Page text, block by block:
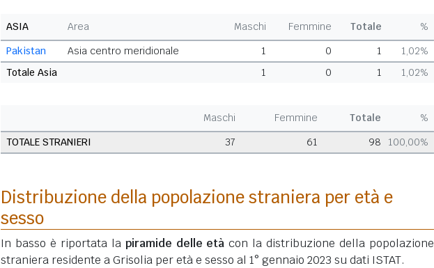
ASIA Area Maschi Femmine Totale
%
Pakistan
Asia centro meridionale 1 0 1
1,02%
Totale Asia
1 0 1 1,02%
Maschi Femmine Totale
%
TOTALE STRANIERI
37 61 98 100,00%
Distribuzione della popolazione straniera per età e
sesso
In basso è riportata la piramide delle età con la distribuzione della popolazione
straniera residente a Grisolia per età e sesso al 1° gennaio 2023 su dati ISTAT.